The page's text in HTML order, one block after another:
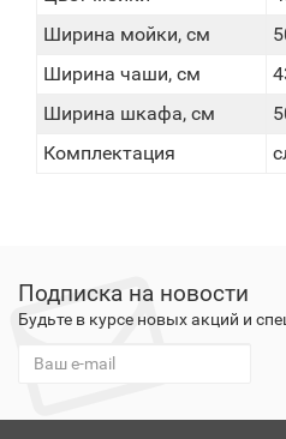
Ширина мойки, см
Ширина чаши, см
Ширина шкафа, см
Комплектация
Подписка на новости
Будьте в курсе новых акций и